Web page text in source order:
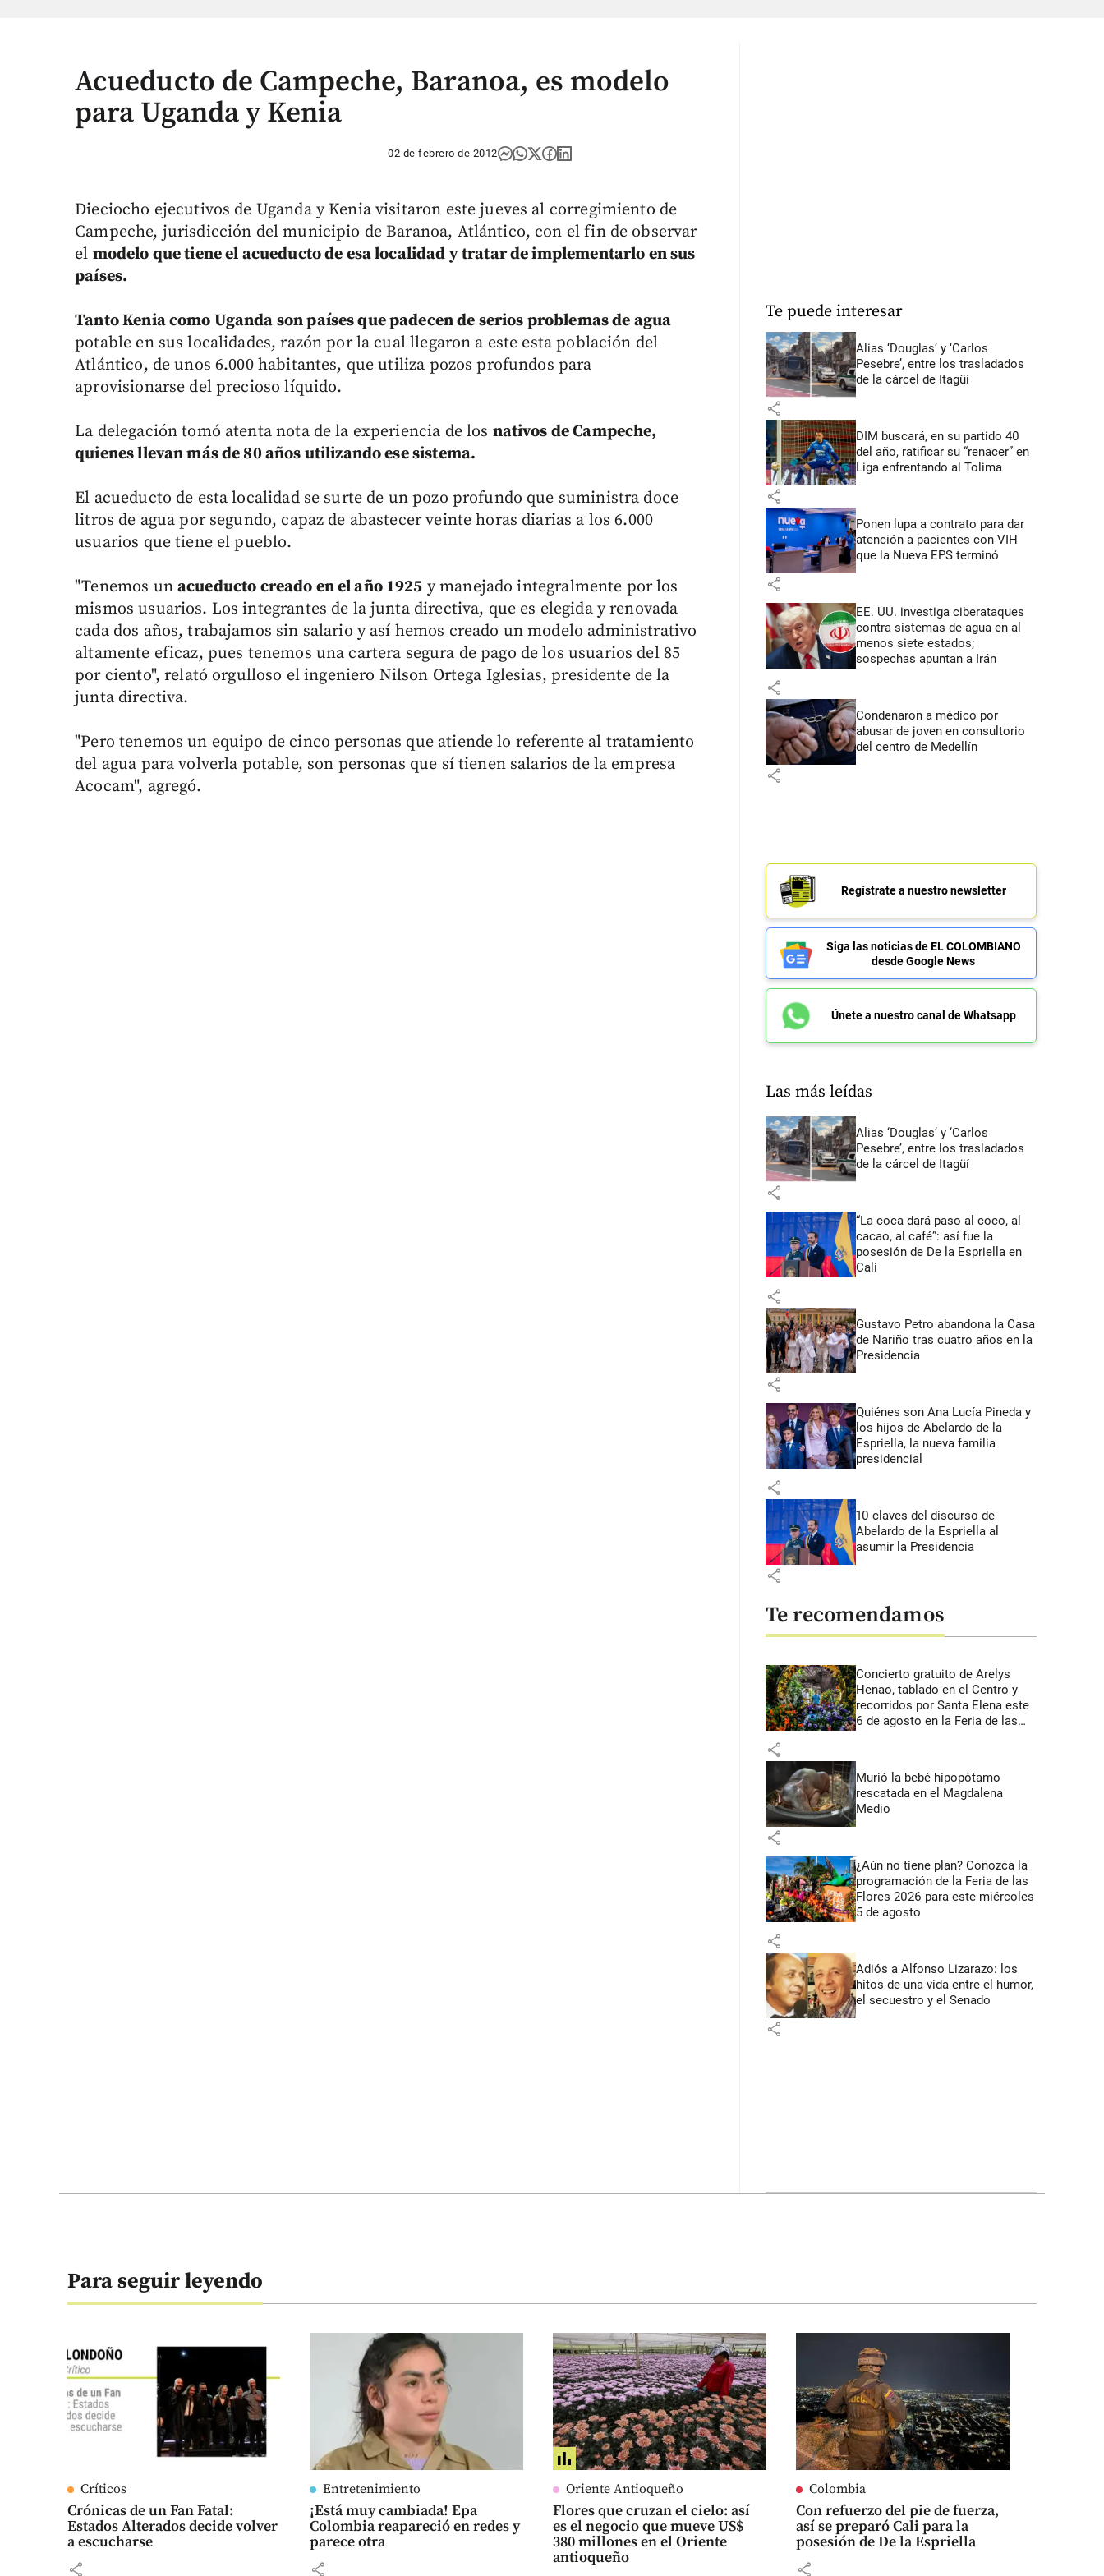
Acueducto de Campeche, Baranoa, es modelo
para Uganda y Kenia
02 de febrero de 2012
Dieciocho ejecutivos de Uganda y Kenia visitaron este jueves al corregimiento de
Campeche, jurisdicción del municipio de Baranoa, Atlántico, con el fin de observar
el modelo que tiene el acueducto de esa localidad y tratar de implementarlo en sus
países.
Tanto Kenia como Uganda son países que padecen de serios problemas de agua
potable en sus localidades, razón por la cual llegaron a este esta población del
Atlántico, de unos 6.000 habitantes, que utiliza pozos profundos para
aprovisionarse del precioso líquido.
La delegación tomó atenta nota de la experiencia de los nativos de Campeche,
quienes llevan más de 80 años utilizando ese sistema.
El acueducto de esta localidad se surte de un pozo profundo que suministra doce
litros de agua por segundo, capaz de abastecer veinte horas diarias a los 6.000
usuarios que tiene el pueblo.
"Tenemos un acueducto creado en el año 1925 y manejado integralmente por los
mismos usuarios. Los integrantes de la junta directiva, que es elegida y renovada
cada dos años, trabajamos sin salario y así hemos creado un modelo administrativo
altamente eficaz, pues tenemos una cartera segura de pago de los usuarios del 85
por ciento", relató orgulloso el ingeniero Nilson Ortega Iglesias, presidente de la
junta directiva.
"Pero tenemos un equipo de cinco personas que atiende lo referente al tratamiento
del agua para volverla potable, son personas que sí tienen salarios de la empresa
Acocam", agregó.
Te puede interesar
Alias ‘Douglas’ y ‘Carlos
Pesebre’, entre los trasladados
de la cárcel de Itagüí
share
DIM buscará, en su partido 40
del año, ratificar su “renacer” en
Liga enfrentando al Tolima
share
Ponen lupa a contrato para dar
atención a pacientes con VIH
que la Nueva EPS terminó
share
EE. UU. investiga ciberataques
contra sistemas de agua en al
menos siete estados;
sospechas apuntan a Irán
share
Condenaron a médico por
abusar de joven en consultorio
del centro de Medellín
share
Regístrate a nuestro newsletter
Siga las noticias de EL COLOMBIANO
desde Google News
Únete a nuestro canal de Whatsapp
Las más leídas
Alias ‘Douglas’ y ‘Carlos
Pesebre’, entre los trasladados
de la cárcel de Itagüí
share
“La coca dará paso al coco, al
cacao, al café”: así fue la
posesión de De la Espriella en
Cali
share
Gustavo Petro abandona la Casa
de Nariño tras cuatro años en la
Presidencia
share
Quiénes son Ana Lucía Pineda y
los hijos de Abelardo de la
Espriella, la nueva familia
presidencial
share
10 claves del discurso de
Abelardo de la Espriella al
asumir la Presidencia
share
Te recomendamos
Concierto gratuito de Arelys
Henao, tablado en el Centro y
recorridos por Santa Elena este
6 de agosto en la Feria de las
share
Murió la bebé hipopótamo
rescatada en el Magdalena
Medio
share
¿Aún no tiene plan? Conozca la
programación de la Feria de las
Flores 2026 para este miércoles
5 de agosto
share
Adiós a Alfonso Lizarazo: los
hitos de una vida entre el humor,
el secuestro y el Senado
share
Para seguir leyendo
Críticos
Crónicas de un Fan Fatal:
Estados Alterados decide volver
a escucharse
share
Entretenimiento
¡Está muy cambiada! Epa
Colombia reapareció en redes y
parece otra
share
Oriente Antioqueño
Flores que cruzan el cielo: así
es el negocio que mueve US$
380 millones en el Oriente
antioqueño
Colombia
Con refuerzo del pie de fuerza,
así se preparó Cali para la
posesión de De la Espriella
share